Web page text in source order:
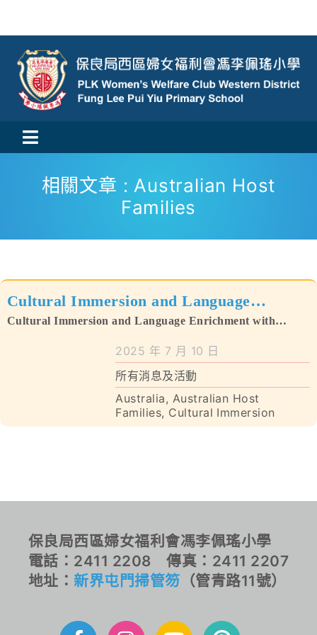
content
Toggle
Navigation
活動消息
學與教
校風及學生支援
學校特色
相關文章 : Australian Host
Families
Cultural Immersion and Language
Enrichment with Australian Host Families
Cultural Immersion and Language Enrichment with
2025 年 7 月 10 日
所有消息及活動
Australia, Australian Host
Families, Cultural Immersion
保良局西區婦女福利會馮李佩瑤小學
電話：2411 2208 傳真：2411 2207
地址： 新界屯門掃管笏 （管青路11號）